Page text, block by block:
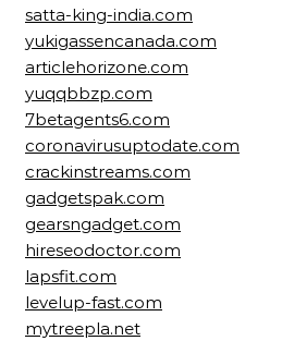
satta-king-india.com
yukigassencanada.com
articlehorizone.com
yuqqbbzp.com
7betagents6.com
coronavirusuptodate.com
crackinstreams.com
gadgetspak.com
gearsngadget.com
hireseodoctor.com
lapsfit.com
levelup-fast.com
mytreepla.net